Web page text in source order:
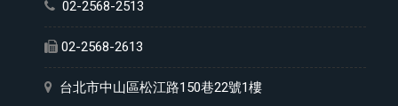
02-2568-2513
02-2568-2613
台北市中山區松江路150巷22號1樓